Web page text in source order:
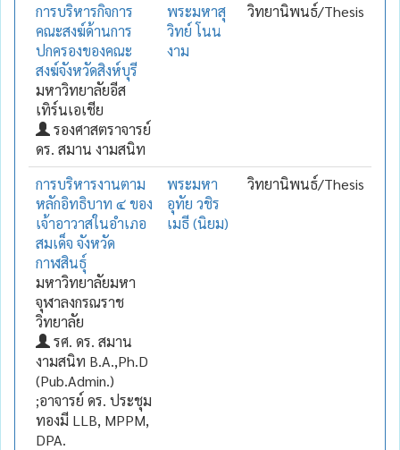
การบริหารกิจการ
คณะสงฆ์ด้านการ
ปกครองของคณะ
สงฆ์จังหวัดสิงห์บุรี
มหาวิทยาลัยอีส
เทิร์นเอเชีย
รองศาสตราจารย์
ดร. สมาน งามสนิท
พระมหาสุ
วิทย์ โนน
งาม
วิทยานิพนธ์/Thesis
การบริหารงานตาม
หลักอิทธิบาท ๔ ของ
เจ้าอาวาสในอำเภอ
สมเด็จ จังหวัด
กาฬสินธุ์
มหาวิทยาลัยมหา
จุฬาลงกรณราช
วิทยาลัย
รศ. ดร. สมาน
งามสนิท B.A.,Ph.D
(Pub.Admin.)
;อาจารย์ ดร. ประชุม
ทองมี LLB, MPPM,
DPA.
พระมหา
อุทัย วชิร
เมธี (นิยม)
วิทยานิพนธ์/Thesis